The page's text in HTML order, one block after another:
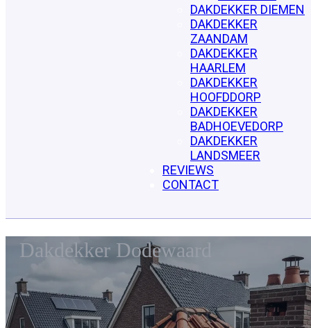
DAKDEKKER DIEMEN
DAKDEKKER
ZAANDAM
DAKDEKKER
HAARLEM
DAKDEKKER
HOOFDDORP
DAKDEKKER
BADHOEVEDORP
DAKDEKKER
LANDSMEER
REVIEWS
CONTACT
Dakdekker Dodewaard